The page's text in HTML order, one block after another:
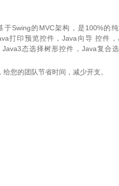
Swing的MVC架构，是100%的
打印预览控件，Java向导 控件，
态选择树形控件，Java复合
您的团队节省时间，减少开支。